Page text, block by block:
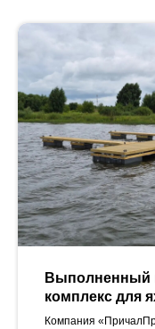
Выполненный
комплекс для
Компания